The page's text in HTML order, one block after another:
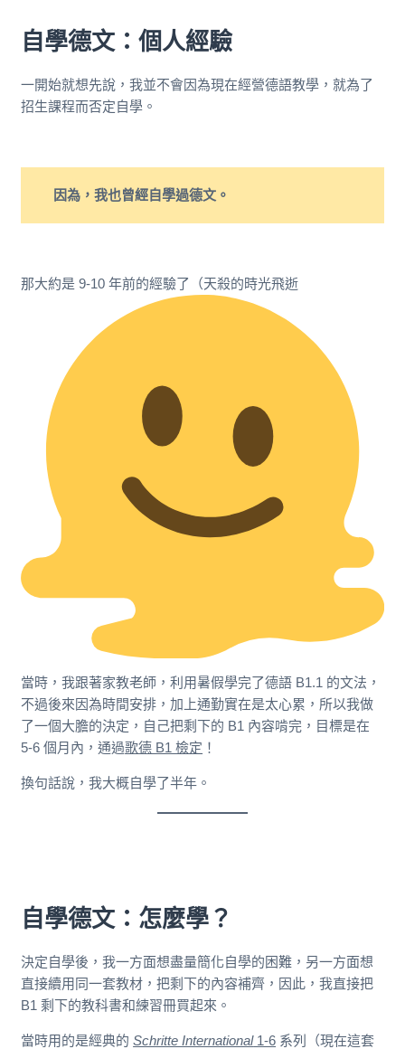
自學德文：個人經驗
一開始就想先說，我並不會因為現在經營德語教學，就為了
招生課程而否定自學。
因為，我也曾經自學過德文。
那大約是 9-10 年前的經驗了（天殺的時光飛逝
當時，我跟著家教老師，利用暑假學完了德語 B1.1 的文法，
不過後來因為時間安排，加上通勤實在是太心累，所以我做
了一個大膽的決定，自己把剩下的 B1 內容啃完，目標是在
5-6 個月內，通過歌德 B1 檢定 ！
換句話說，我大概自學了半年。
自學德文：怎麼學？
決定自學後，我一方面想盡量簡化自學的困難，另一方面想
直接續用同一套教材，把剩下的內容補齊，因此，我直接把
B1 剩下的教科書和練習冊買起來。
當時用的是經典的Schritte International1-6 系列（現在這套